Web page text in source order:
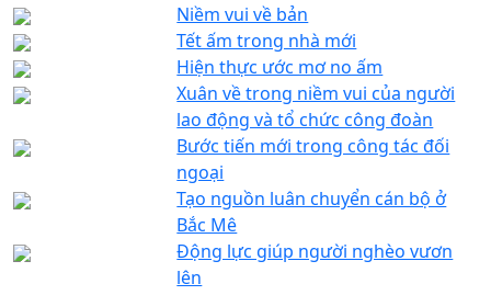
Niềm vui về bản
Tết ấm trong nhà mới
Hiện thực ước mơ no ấm
Xuân về trong niềm vui của người
lao động và tổ chức công đoàn
Bước tiến mới trong công tác đối
ngoại
Tạo nguồn luân chuyển cán bộ ở
Bắc Mê
Động lực giúp người nghèo vươn
lên